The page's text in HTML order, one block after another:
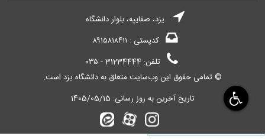
یزد، صفاییه، بلوار دانشگاه
کدپستی : ۸۹۱۵۸۱۸۴۱۱
تلفن: 31234444 - ۰۳۵
© تمامی حقوق این وب‌سایت متعلق به دانشگاه یزد است.
تاریخ آخرین به روز رسانی: 1405/05/15